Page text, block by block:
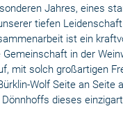
Jahres, eines
tiefen
ist ein
Gemeinschaft in der
mit solch großartigen
Wolf Seite an Seite
Dönnhoffs dieses